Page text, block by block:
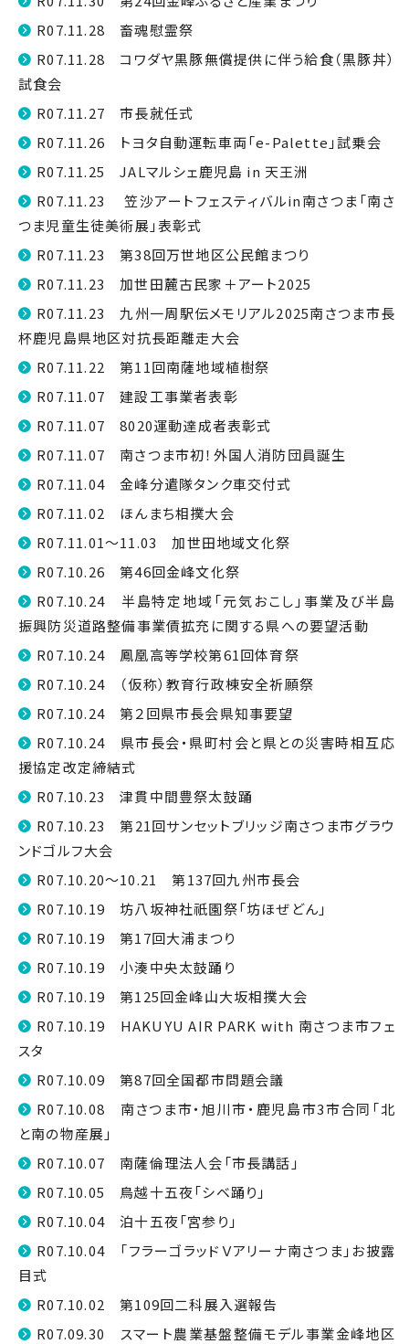
R07.11.28 畜魂慰霊祭
R07.11.28 コワダヤ黒豚無償提供に伴う給食（黒豚丼）
試食会
R07.11.27 市長就任式
R07.11.26 トヨタ自動運転車両「e-Palette」試乗会
R07.11.25 JALマルシェ鹿児島 in 天王洲
R07.11.23 笠沙アートフェスティバルin南さつま「南さ
つま児童生徒美術展」表彰式
R07.11.23 第38回万世地区公民館まつり
R07.11.23 加世田麓古民家＋アート2025
R07.11.23 九州一周駅伝メモリアル2025南さつま市長
杯鹿児島県地区対抗長距離走大会
R07.11.22 第11回南薩地域植樹祭
R07.11.07 建設工事業者表彰
R07.11.07 8020運動達成者表彰式
R07.11.07 南さつま市初！外国人消防団員誕生
R07.11.04 金峰分遣隊タンク車交付式
R07.11.02 ほんまち相撲大会
R07.11.01～11.03 加世田地域文化祭
R07.10.26 第46回金峰文化祭
R07.10.24 半島特定地域「元気おこし」事業及び半島
振興防災道路整備事業債拡充に関する県への要望活動
R07.10.24 鳳凰高等学校第61回体育祭
R07.10.24 （仮称）教育行政棟安全祈願祭
R07.10.24 第２回県市長会県知事要望
R07.10.24 県市長会・県町村会と県との災害時相互応
援協定改定締結式
R07.10.23 津貫中間豊祭太鼓踊
R07.10.23 第21回サンセットブリッジ南さつま市グラウ
ンドゴルフ大会
R07.10.20～10.21 第137回九州市長会
R07.10.19 坊八坂神社祇園祭「坊ほぜどん」
R07.10.19 第17回大浦まつり
R07.10.19 小湊中央太鼓踊り
R07.10.19 第125回金峰山大坂相撲大会
R07.10.19 HAKUYU AIR PARK with 南さつま市フェ
スタ
R07.10.09 第87回全国都市問題会議
R07.10.08 南さつま市・旭川市・鹿児島市3市合同「北
と南の物産展」
R07.10.07 南薩倫理法人会「市長講話」
R07.10.05 鳥越十五夜「シベ踊り」
R07.10.04 泊十五夜「宮参り」
R07.10.04 「フラーゴラッドＶアリーナ南さつま」お披露
目式
R07.10.02 第109回二科展入選報告
R07.09.30 スマート農業基盤整備モデル事業金峰地区